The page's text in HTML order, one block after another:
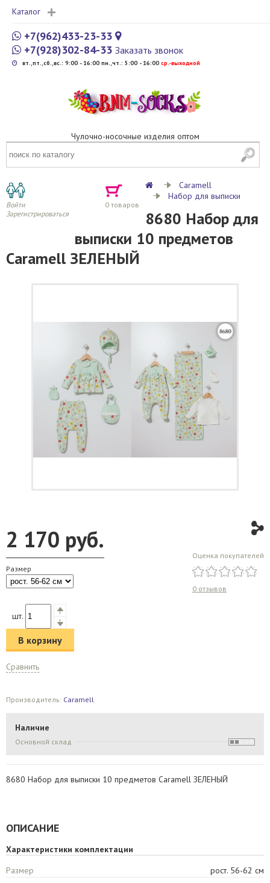
Каталог
+7(962)433-23-33
+7(928)302-84-33 Заказать звонок
вт.,пт.,сб.,вс.: 9:00 - 16:00 пн.,чт.: 5:00 - 16:00 cр.-выходной
Чулочно-носочные изделия оптом
Войти
Зарегистрироваться
0 товаров
Caramell
Набор для выписки
8680 Набор для
выписки 10 предметов
Caramell ЗЕЛЕНЫЙ
2 170 руб.
Размер
Оценка покупателей
0 отзывов
шт.
В корзину
Сравнить
Производитель: Caramell
Наличие
Основной склад
8680 Набор для выписки 10 предметов Caramell ЗЕЛЕНЫЙ
ОПИСАНИЕ
Характеристики комплектации
Размер
рост. 56-62 см